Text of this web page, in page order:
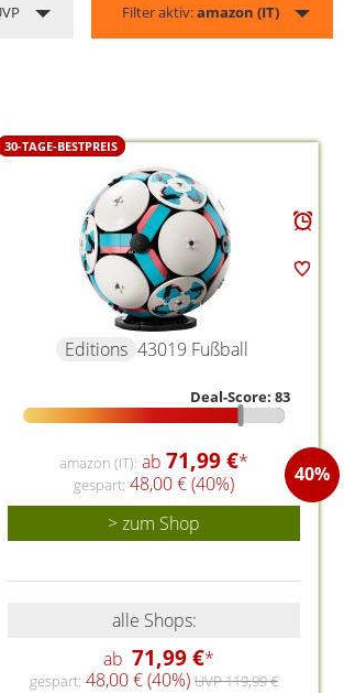
Filter aktiv:amazon (IT)
30-TAGE-BESTPREIS
Editions 43019 Fußball
Deal-Score: 83
amazon (IT): ab 71,99 €*
40%
gespart: 48,00 € (40%)
> zum Shop
alle Shops:
ab 71,99 €*
gespart: 48,00 € (40%) UVP 119,99 €